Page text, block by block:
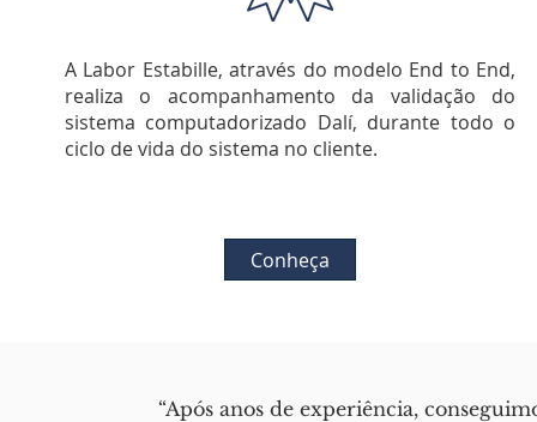
A Labor Estabille, através do modelo End to End,
realiza o acompanhamento da validação do
sistema computadorizado Dalí, durante todo o
ciclo de vida do sistema no cliente.
Conheça
“Após anos de experiência,